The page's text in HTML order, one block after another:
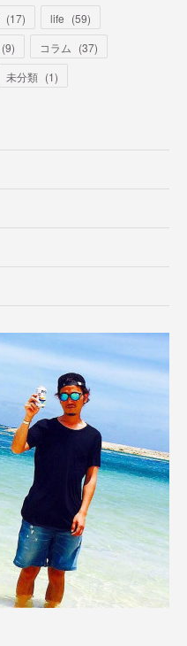
(17) life (59)
(9) コラム (37)
未分類 (1)